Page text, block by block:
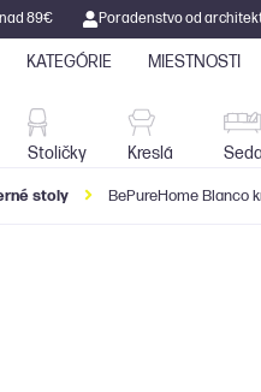
89€ Poradenstvo od
KATEGÓRIE
Kreslá
MIESTNOSTI
Stoličky Kreslá
stoly BePureHome Blanco